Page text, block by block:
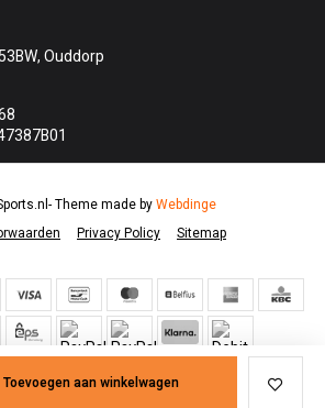
Toevoegen aan winkelwagen
Ouddorp
Privacy Policy Sitemap
- Theme made byWebdinge